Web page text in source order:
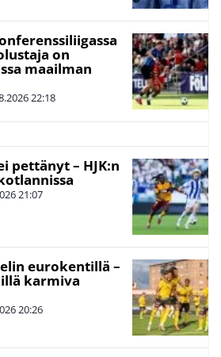
on
maailman
22:18
pettänyt – HJK:n
21:07
eurokentillä –
karmiva
20:26